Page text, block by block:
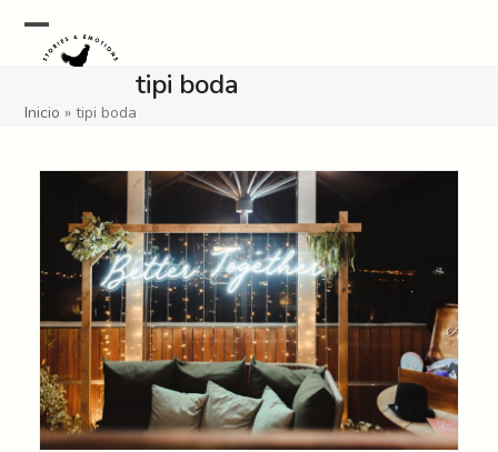
contentOpen
menu
Close
menu
tipi boda
Inicio »tipi boda